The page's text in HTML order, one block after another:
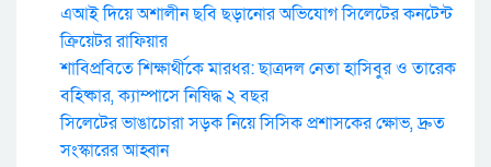
এআই দিয়ে অশালীন ছবি ছড়ানোর অভিযোগ সিলেটের কনটেন্ট
ক্রিয়েটর রাফিয়ার
শাবিপ্রবিতে শিক্ষার্থীকে মারধর: ছাত্রদল নেতা হাসিবুর ও তারেক
বহিষ্কার, ক্যাম্পাসে নিষিদ্ধ ২ বছর
সিলেটের ভাঙাচোরা সড়ক নিয়ে সিসিক প্রশাসকের ক্ষোভ, দ্রুত
সংস্কারের আহ্বান